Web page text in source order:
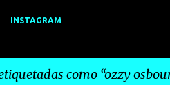
INSTAGRAM
como ozzy